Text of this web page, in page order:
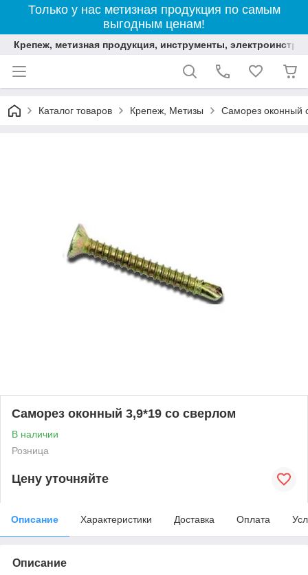
Только у нас метизная продукция по самым
выгодным ценам!
Крепеж, метизная продукция, инструменты,
Каталог товаров Крепеж, Метизы Саморез оконный
Саморез оконный 3,9*19 со сверлом
В наличии
Розница
Цену уточняйте
Описание Характеристики Доставка Оплата
Описание